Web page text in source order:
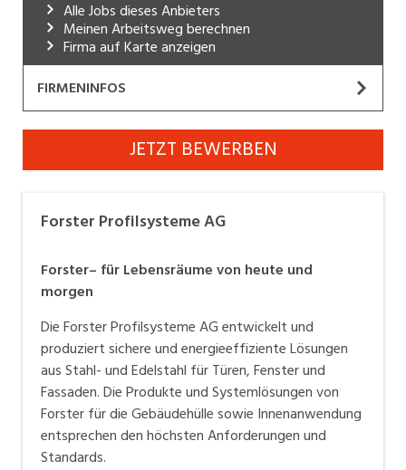
Industrie, Maschinenbau, Anlagenbau,
Produktion
Kaufm. Berufe, Kundendienst, Verwaltung
Körperpflege, Wellness
Mechanik, Elektronik, Optik, Textil (Fertigung)
Medizin, Gesundheitswesen, Pflege
Verkauf, Handel, Kundenberatung,
Aussendienst
Sicherheit, Rettung, Polizei, Zoll
Alle Jobs dieses Anbieters
Meinen Arbeitsweg berechnen
Firma auf Karte anzeigen
FIRMENINFOS
Forster Profilsysteme AG
Forster– für Lebensräume von heute und morgen
Die Forster Profilsysteme AG entwickelt und
produziert sichere und energieeffiziente Lösungen aus
Stahl- und Edelstahl für Türen, Fenster und Fassaden.
Die Produkte und Systemlösungen von Forster für die
Gebäudehülle sowie Innenanwendung entsprechen
den höchsten Anforderungen und Standards.
Als global agierendes Schweizer Unternehmen ist
Forster Profilsysteme führend in den Bereichen
Sicherheit und Brandschutz. Mit eigenen
JETZT BEWERBEN
Forster Profilsysteme AG
Forster– für Lebensräume von heute und
morgen
Die Forster Profilsysteme AG entwickelt und
produziert sichere und energieeffiziente Lösungen
aus Stahl- und Edelstahl für Türen, Fenster und
Fassaden. Die Produkte und Systemlösungen von
Forster für die Gebäudehülle sowie Innenanwendung
entsprechen den höchsten Anforderungen und
Standards.